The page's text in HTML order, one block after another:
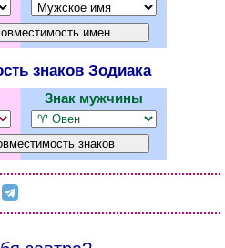
знаков Зодиака
Знак мужчины